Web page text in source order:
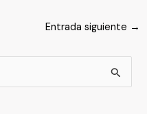
Entrada siguiente →